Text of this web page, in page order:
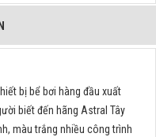
bị bể bơi hàng đầu xuất
biết đến hãng Astral Tây
màu trắng nhiều công trình